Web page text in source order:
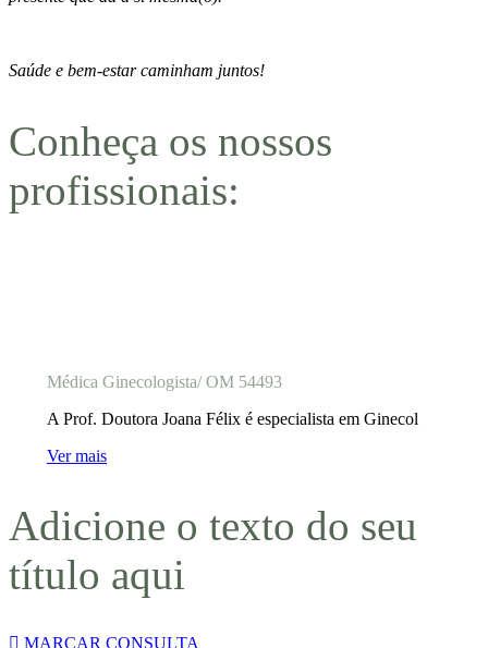
Saúde e bem-estar caminham juntos!
Conheça os nossos
profissionais:
Médica Ginecologista/ OM 54493
A Prof. Doutora Joana Félix é especialista em Ginecol
Ver mais
Adicione o texto do seu
título aqui
MARCAR CONSULTA